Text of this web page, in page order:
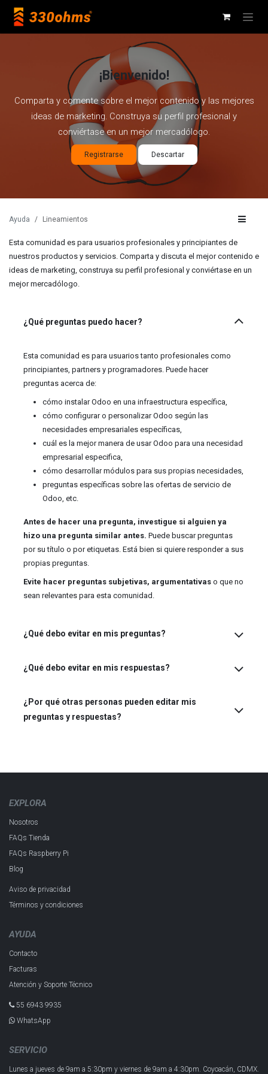
¡Bienvenido!
Comparta y comente sobre el mejor contenido y las mejores
ideas de marketing. Construya su perfil profesional y
conviértase en un mejor mercadólogo.
Registrarse Descartar
Ayuda Lineamientos
Esta comunidad es para usuarios profesionales y principiantes de
nuestros productos y servicios. Comparta y discuta el mejor contenido e
ideas de marketing, construya su perfil profesional y conviértase en un
mejor mercadólogo.
¿Qué preguntas puedo hacer?
Esta comunidad es para usuarios tanto profesionales como
principiantes, partners y programadores. Puede hacer
preguntas acerca de:
cómo instalar Odoo en una infraestructura específica,
cómo configurar o personalizar Odoo según las
necesidades empresariales específicas,
cuál es la mejor manera de usar Odoo para una necesidad
empresarial especifica,
cómo desarrollar módulos para sus propias necesidades,
preguntas específicas sobre las ofertas de servicio de
Odoo, etc.
Antes de hacer una pregunta, investigue si alguien ya
hizo una pregunta similar antes. Puede buscar preguntas
por su título o por etiquetas. Está bien si quiere responder a sus
propias preguntas.
Evite hacer preguntas subjetivas, argumentativas o que no
sean relevantes para esta comunidad.
¿Qué debo evitar en mis preguntas?
¿Qué debo evitar en mis respuestas?
¿Por qué otras personas pueden editar mis
preguntas y respuestas?
EXPLORA
Nosotros
FAQs Tienda
FAQs Raspberry Pi
Blog
Aviso de privacidad
Términos y condiciones
AYUDA
Contacto
Facturas
Atención y Soporte Técnico
55 6943 993​5
WhatsApp
SERVICIO
Lunes a jueves de 9am a 5:30pm y viernes de 9am a 4:30pm. Coyoacán, CDMX.